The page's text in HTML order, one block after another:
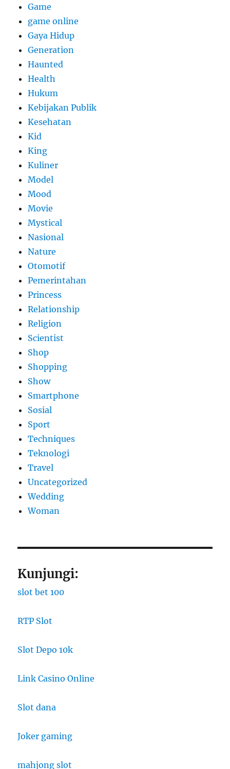
Game
game online
Gaya Hidup
Generation
Haunted
Health
Hukum
Kebijakan Publik
Kesehatan
Kid
King
Kuliner
Model
Mood
Movie
Mystical
Nasional
Nature
Otomotif
Pemerintahan
Princess
Relationship
Religion
Scientist
Shop
Shopping
Show
Smartphone
Sosial
Sport
Techniques
Teknologi
Travel
Uncategorized
Wedding
Woman
Kunjungi:
slot bet 100
RTP Slot
Slot Depo 10k
Link Casino Online
Slot dana
Joker gaming
mahjong slot